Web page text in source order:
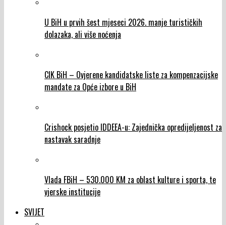
U BiH u prvih šest mjeseci 2026. manje turističkih
dolazaka, ali više noćenja
CIK BiH – Ovjerene kandidatske liste za kompenzacijske
mandate za Opće izbore u BiH
Crishock posjetio IDDEEA-u: Zajednička opredijeljenost za
nastavak saradnje
Vlada FBiH – 530.000 KM za oblast kulture i sporta, te
vjerske institucije
SVIJET